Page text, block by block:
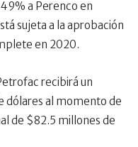
a Perenco en
sujeta a la aprobación
en 2020.
recibirá un
dólares al momento de
de $82.5 millones de